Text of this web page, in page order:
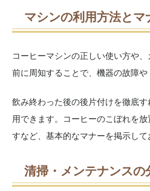
マシンの利用方法とマ
コーヒーマシンの正しい使い方や
前に周知することで、機器の故障や
飲み終わった後の後片付けを徹底
用できます。コーヒーのこぼれを
すなど、基本的なマナーを掲示して
清掃・メンテナンスの